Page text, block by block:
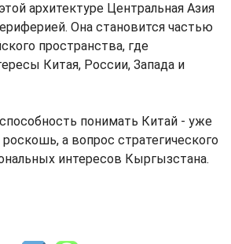
архитектуре Центральная Азия
Она становится частью
пространства, где
Китая, России, Запада и
понимать Китай - уже
а вопрос стратегического
интересов Кыргызстана.